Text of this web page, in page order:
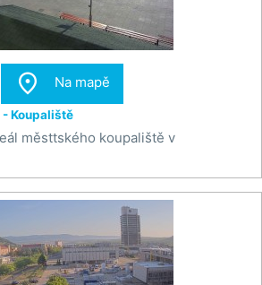
 Na mapě
Koupaliště
městtského koupaliště v